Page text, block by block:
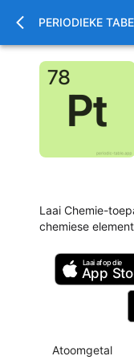
PERIODIEKE
Laai Chemie-
chemiese
Laai af op die
App
Atoomgetal